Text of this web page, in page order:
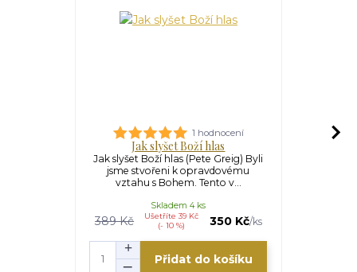
1 hodnocení
Jak slyšet Boží hlas
Jak slyšet Boží hlas (Pete Greig) Byli
jsme stvořeni k opravdovému
vztahu s Bohem. Tento v...
389 Kč
Ušetříte 39 Kč
(- 10 %)
350 Kč/ks
Skladem 4 ks
Přidat do košíku